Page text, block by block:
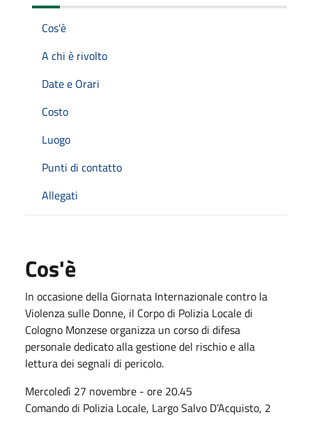
Cos'è
A chi è rivolto
Date e Orari
Costo
Luogo
Punti di contatto
Allegati
Cos'è
In occasione della Giornata Internazionale contro la
Violenza sulle Donne, il Corpo di Polizia Locale di
Cologno Monzese organizza un corso di difesa
personale dedicato alla gestione del rischio e alla
lettura dei segnali di pericolo.
Mercoledì 27 novembre - ore 20.45
Comando di Polizia Locale, Largo Salvo D’Acquisto, 2